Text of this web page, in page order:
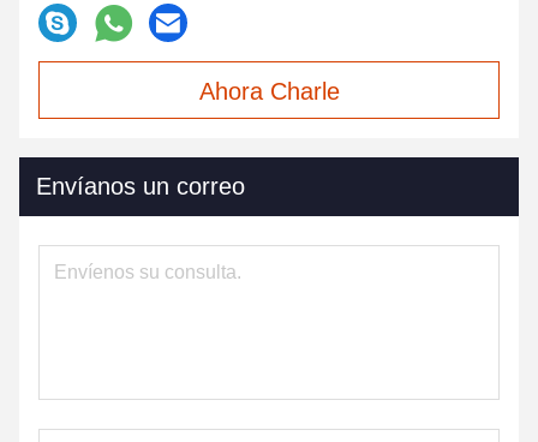
Ahora Charle
Envíanos un correo